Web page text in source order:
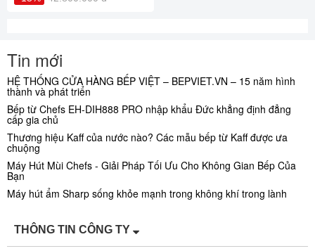
Tin mới
HỆ THỐNG CỬA HÀNG BẾP VIỆT – BEPVIET.VN – 15 năm hình
thành và phát triển
Bếp từ Chefs EH-DIH888 PRO nhập khẩu Đức khẳng định đẳng
cấp gia chủ
Thương hiệu Kaff của nước nào? Các mẫu bếp từ Kaff được ưa
chuộng
Máy Hút Mùi Chefs - Giải Pháp Tối Ưu Cho Không Gian Bếp Của
Bạn
Máy hút ẩm Sharp sống khỏe mạnh trong không khí trong lành
THÔNG TIN CÔNG TY